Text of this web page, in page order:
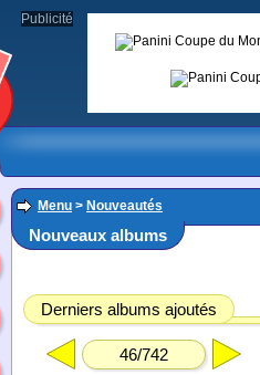
Menu > Nouveautés
Nouveaux albums
Derniers albums ajoutés
46/742
Publicité